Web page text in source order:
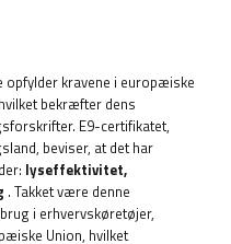
opfylder kravene i europæiske
bekræfter dens
E9-certifikatet,
beviser, at det har
lyseffektivitet,
. Takket være denne
i erhvervskøretøjer,
Union, hvilket